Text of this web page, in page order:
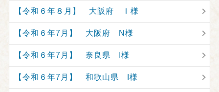
【令和６年８月】 大阪府 Ｉ様
【令和６年7月】 大阪府 N様
【令和６年7月】 奈良県 I様
【令和６年7月】 和歌山県 I様